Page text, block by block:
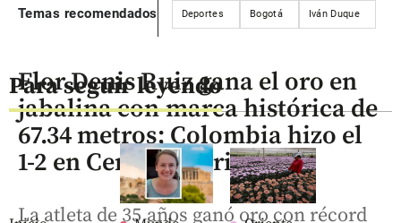
Temas recomendados Deportes Bogotá Iván Duque
Para seguir leyendo
Flor Denis Ruiz gana el oro en
jabalina con marca histórica de
67.34 metros; Colombia hizo el
1-2 en Centroamericanos
La atleta de 35 años ganó oro con récord